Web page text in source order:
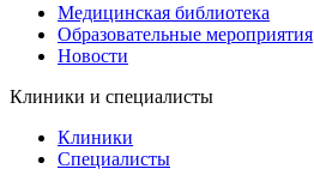
Медицинская библиотека
Образовательные мероприятия
Новости
Клиники и специалисты
Клиники
Специалисты